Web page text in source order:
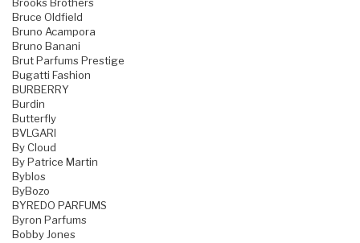
Brooks Brothers
Bruce Oldfield
Bruno Acampora
Bruno Banani
Brut Parfums Prestige
Bugatti Fashion
BURBERRY
Burdin
Butterfly
BVLGARI
By Cloud
By Patrice Martin
Byblos
ByBozo
BYREDO PARFUMS
Byron Parfums
Bobby Jones